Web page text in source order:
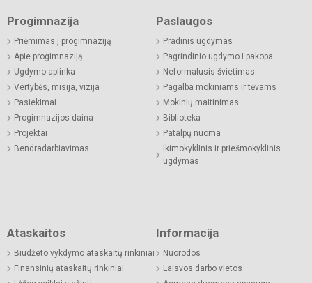
Progimnazija
Priėmimas į progimnaziją
Apie progimnaziją
Ugdymo aplinka
Vertybės, misija, vizija
Pasiekimai
Progimnazijos daina
Projektai
Bendradarbiavimas
Paslaugos
Pradinis ugdymas
Pagrindinio ugdymo I pakopa
Neformalusis švietimas
Pagalba mokiniams ir tėvams
Mokinių maitinimas
Biblioteka
Patalpų nuoma
Ikimokyklinis ir priešmokyklinis
ugdymas
Ataskaitos
Biudžeto vykdymo ataskaitų rinkiniai
Finansinių ataskaitų rinkiniai
Informacija
Nuorodos
Laisvos darbo vietos